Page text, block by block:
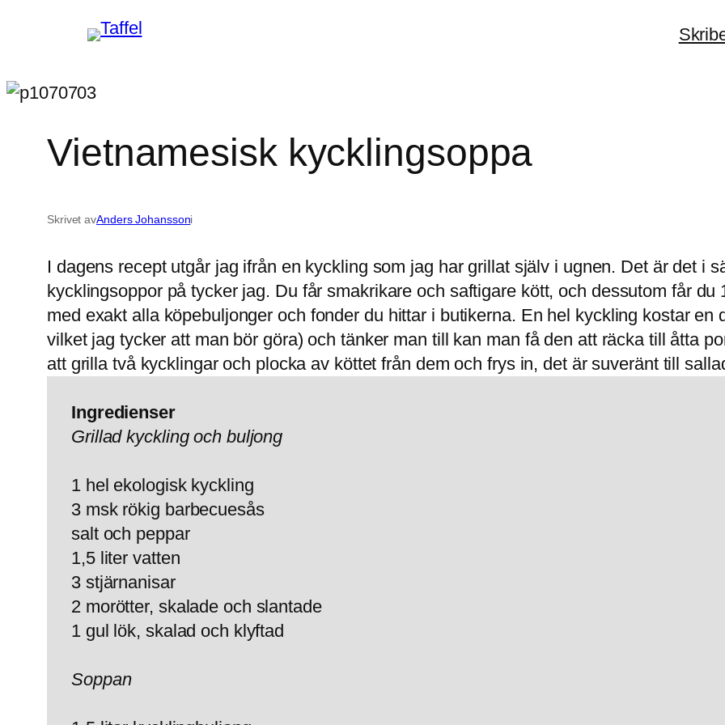
Vietnamesisk kycklingsoppa
Skrivet avAnders Johanssoni
I dagens recept utgår jag ifrån en kyckling som jag har grillat själv i ugnen. Det är det i
kycklingsoppor på tycker jag. Du får smakrikare och saftigare kött, och dessutom får
med exakt alla köpebuljonger och fonder du hittar i butikerna. En hel kyckling kostar en
vilket jag tycker att man bör göra) och tänker man till kan man få den att räcka till åtta
att grilla två kycklingar och plocka av köttet från dem och frys in, det är suveränt till
Ingredienser
Grillad kyckling och buljong
1 hel ekologisk kyckling
3 msk rökig barbecuesås
salt och peppar
1,5 liter vatten
3 stjärnanisar
2 morötter, skalade och slantade
1 gul lök, skalad och klyftad
Soppan